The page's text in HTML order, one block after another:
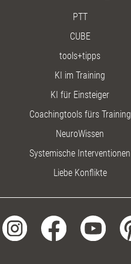
PTT
CUBE
tools+tipps
KI im Training
KI für Einsteiger
Coachingtools fürs Training
NeuroWissen
Systemische Interventionen
Liebe Konflikte